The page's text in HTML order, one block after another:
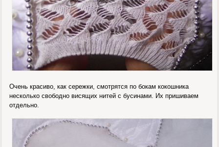
Очень красиво, как сережки, смотрятся по бокам кокошника
несколько свободно висящих нитей с бусинами. Их пришиваем
отдельно.